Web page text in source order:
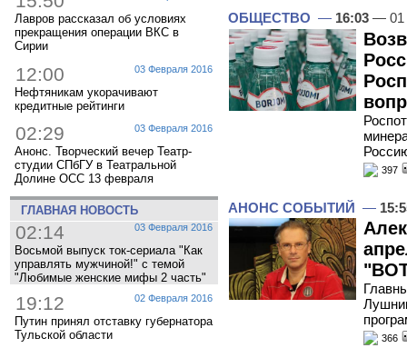
Лавров рассказал об условиях
прекращения операции ВКС в
Сирии
03 Февраля 2016
12:00
Нефтяникам укорачивают
кредитные рейтинги
03 Февраля 2016
02:29
Анонс. Творческий вечер Театр-
студии СПбГУ в Театральной
Долине ОСС 13 февраля
ГЛАВНАЯ НОВОСТЬ
03 Февраля 2016
02:14
Восьмой выпуск ток-сериала "Как
управлять мужчиной!" с темой
"Любимые женские мифы 2 часть"
02 Февраля 2016
19:12
Путин принял отставку губернатора
Тульской области
ОБЩЕСТВО — 16:03 — 01
397
АНОНС СОБЫТИЙ —
366